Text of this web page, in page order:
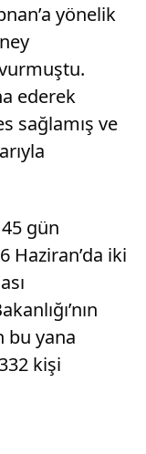
yönelik
ederek
sağlamış ve
gün
Haziran’da iki
bu yana
kişi